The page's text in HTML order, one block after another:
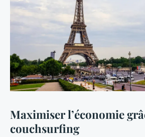
Maximiser l’économie
couchsurfing